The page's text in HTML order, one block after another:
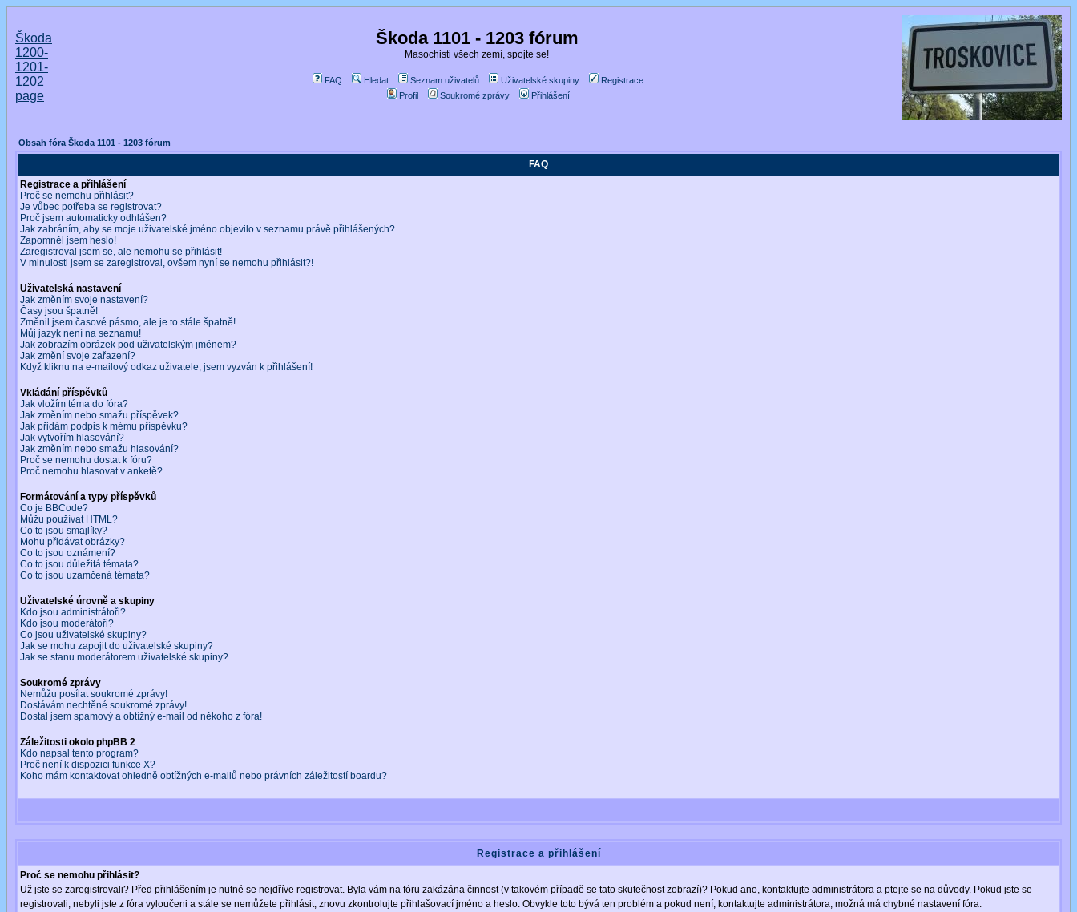
Škoda
1200-
1201-
1202
page
Škoda 1101 - 1203 fórum
Masochisti všech zemí, spojte se!
FAQ Hledat Seznam uživatelů Uživatelské skupiny
Registrace
Profil
Soukromé zprávy Přihlášení
Obsah fóra Škoda 1101 - 1203 fórum
FAQ
Registrace a přihlášení
Proč se nemohu přihlásit?
Je vůbec potřeba se registrovat?
Proč jsem automaticky odhlášen?
Jak zabráním, aby se moje uživatelské jméno objevilo v seznamu právě přihlášených?
Zapomněl jsem heslo!
Zaregistroval jsem se, ale nemohu se přihlásit!
V minulosti jsem se zaregistroval, ovšem nyní se nemohu přihlásit?!
Uživatelská nastavení
Jak změním svoje nastavení?
Časy jsou špatně!
Změnil jsem časové pásmo, ale je to stále špatně!
Můj jazyk není na seznamu!
Jak zobrazím obrázek pod uživatelským jménem?
Jak změní svoje zařazení?
Když kliknu na e-mailový odkaz uživatele, jsem vyzván k přihlášení!
Vkládání příspěvků
Jak vložím téma do fóra?
Jak změním nebo smažu příspěvek?
Jak přidám podpis k mému příspěvku?
Jak vytvořím hlasování?
Jak změním nebo smažu hlasování?
Proč se nemohu dostat k fóru?
Proč nemohu hlasovat v anketě?
Formátování a typy příspěvků
Co je BBCode?
Můžu používat HTML?
Co to jsou smajlíky?
Mohu přidávat obrázky?
Co to jsou oznámení?
Co to jsou důležitá témata?
Co to jsou uzamčená témata?
Uživatelské úrovně a skupiny
Kdo jsou administrátoři?
Kdo jsou moderátoři?
Co jsou uživatelské skupiny?
Jak se mohu zapojit do uživatelské skupiny?
Jak se stanu moderátorem uživatelské skupiny?
Soukromé zprávy
Nemůžu posílat soukromé zprávy!
Dostávám nechtěné soukromé zprávy!
Dostal jsem spamový a obtížný e-mail od někoho z fóra!
Záležitosti okolo phpBB 2
Kdo napsal tento program?
Proč není k dispozici funkce X?
Koho mám kontaktovat ohledně obtížných e-mailů nebo právních záležitostí boardu?
Registrace a přihlášení
Proč se nemohu přihlásit?
Už jste se zaregistrovali? Před přihlášením je nutné se nejdříve registrovat. Byla vám na fóru zakázána činnost (v takovém případě se tato skutečnost zobrazí)? Pokud ano, kontaktujte administrátora a ptejte se na důvody. Pokud jste se
registrovali, nebyli jste z fóra vyloučeni a stále se nemůžete přihlásit, znovu zkontrolujte přihlašovací jméno a heslo. Obvykle toto bývá ten problém a pokud není, kontaktujte administrátora, možná má chybné nastavení fóra.